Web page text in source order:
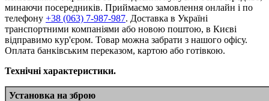
минаючи посередників. Приймаємо замовлення онлайн і по
телефону +38 (063) 7-987-987. Доставка в Україні
транспортними компаніями або новою поштою, в Києві
відправимо кур'єром. Товар можна забрати з нашого офісу.
Оплата банківським переказом, картою або готівкою.
Технічні характеристики.
Установка на зброю